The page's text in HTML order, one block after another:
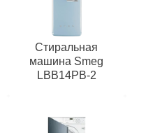
Стиральная
машина Smeg
LBB14PB-2